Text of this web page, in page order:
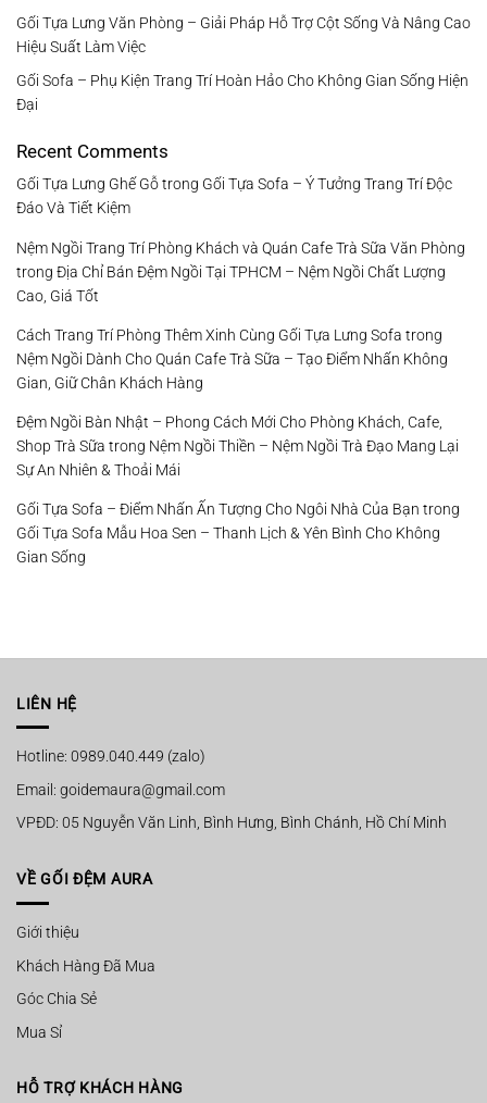
Gối Tựa Lưng Văn Phòng – Giải Pháp Hỗ Trợ Cột Sống Và Nâng Cao
Hiệu Suất Làm Việc
Gối Sofa – Phụ Kiện Trang Trí Hoàn Hảo Cho Không Gian Sống Hiện
Đại
Recent Comments
Gối Tựa Lưng Ghế Gỗtrong Gối Tựa Sofa – Ý Tưởng Trang Trí Độc
Đáo Và Tiết Kiệm
Nệm Ngồi Trang Trí Phòng Khách và Quán Cafe Trà Sữa Văn Phòng
trong Địa Chỉ Bán Đệm Ngồi Tại TPHCM – Nệm Ngồi Chất Lượng
Cao, Giá Tốt
Cách Trang Trí Phòng Thêm Xinh Cùng Gối Tựa Lưng Sofa trong
Nệm Ngồi Dành Cho Quán Cafe Trà Sữa – Tạo Điểm Nhấn Không
Gian, Giữ Chân Khách Hàng
Đệm Ngồi Bàn Nhật – Phong Cách Mới Cho Phòng Khách, Cafe,
Shop Trà Sữa trong Nệm Ngồi Thiền – Nệm Ngồi Trà Đạo Mang Lại
Sự An Nhiên & Thoải Mái
Gối Tựa Sofa – Điểm Nhấn Ấn Tượng Cho Ngôi Nhà Của Bạn trong
Gối Tựa Sofa Mẫu Hoa Sen – Thanh Lịch & Yên Bình Cho Không
Gian Sống
LIÊN HỆ
Hotline: 0989.040.449 (zalo)
Email: goidemaura@gmail.com
VPĐD: 05 Nguyễn Văn Linh, Bình Hưng, Bình Chánh, Hồ Chí Minh
VỀ GỐI ĐỆM AURA
Giới thiệu
Khách Hàng Đã Mua
Góc Chia Sẻ
Mua Sỉ
HỖ TRỢ KHÁCH HÀNG